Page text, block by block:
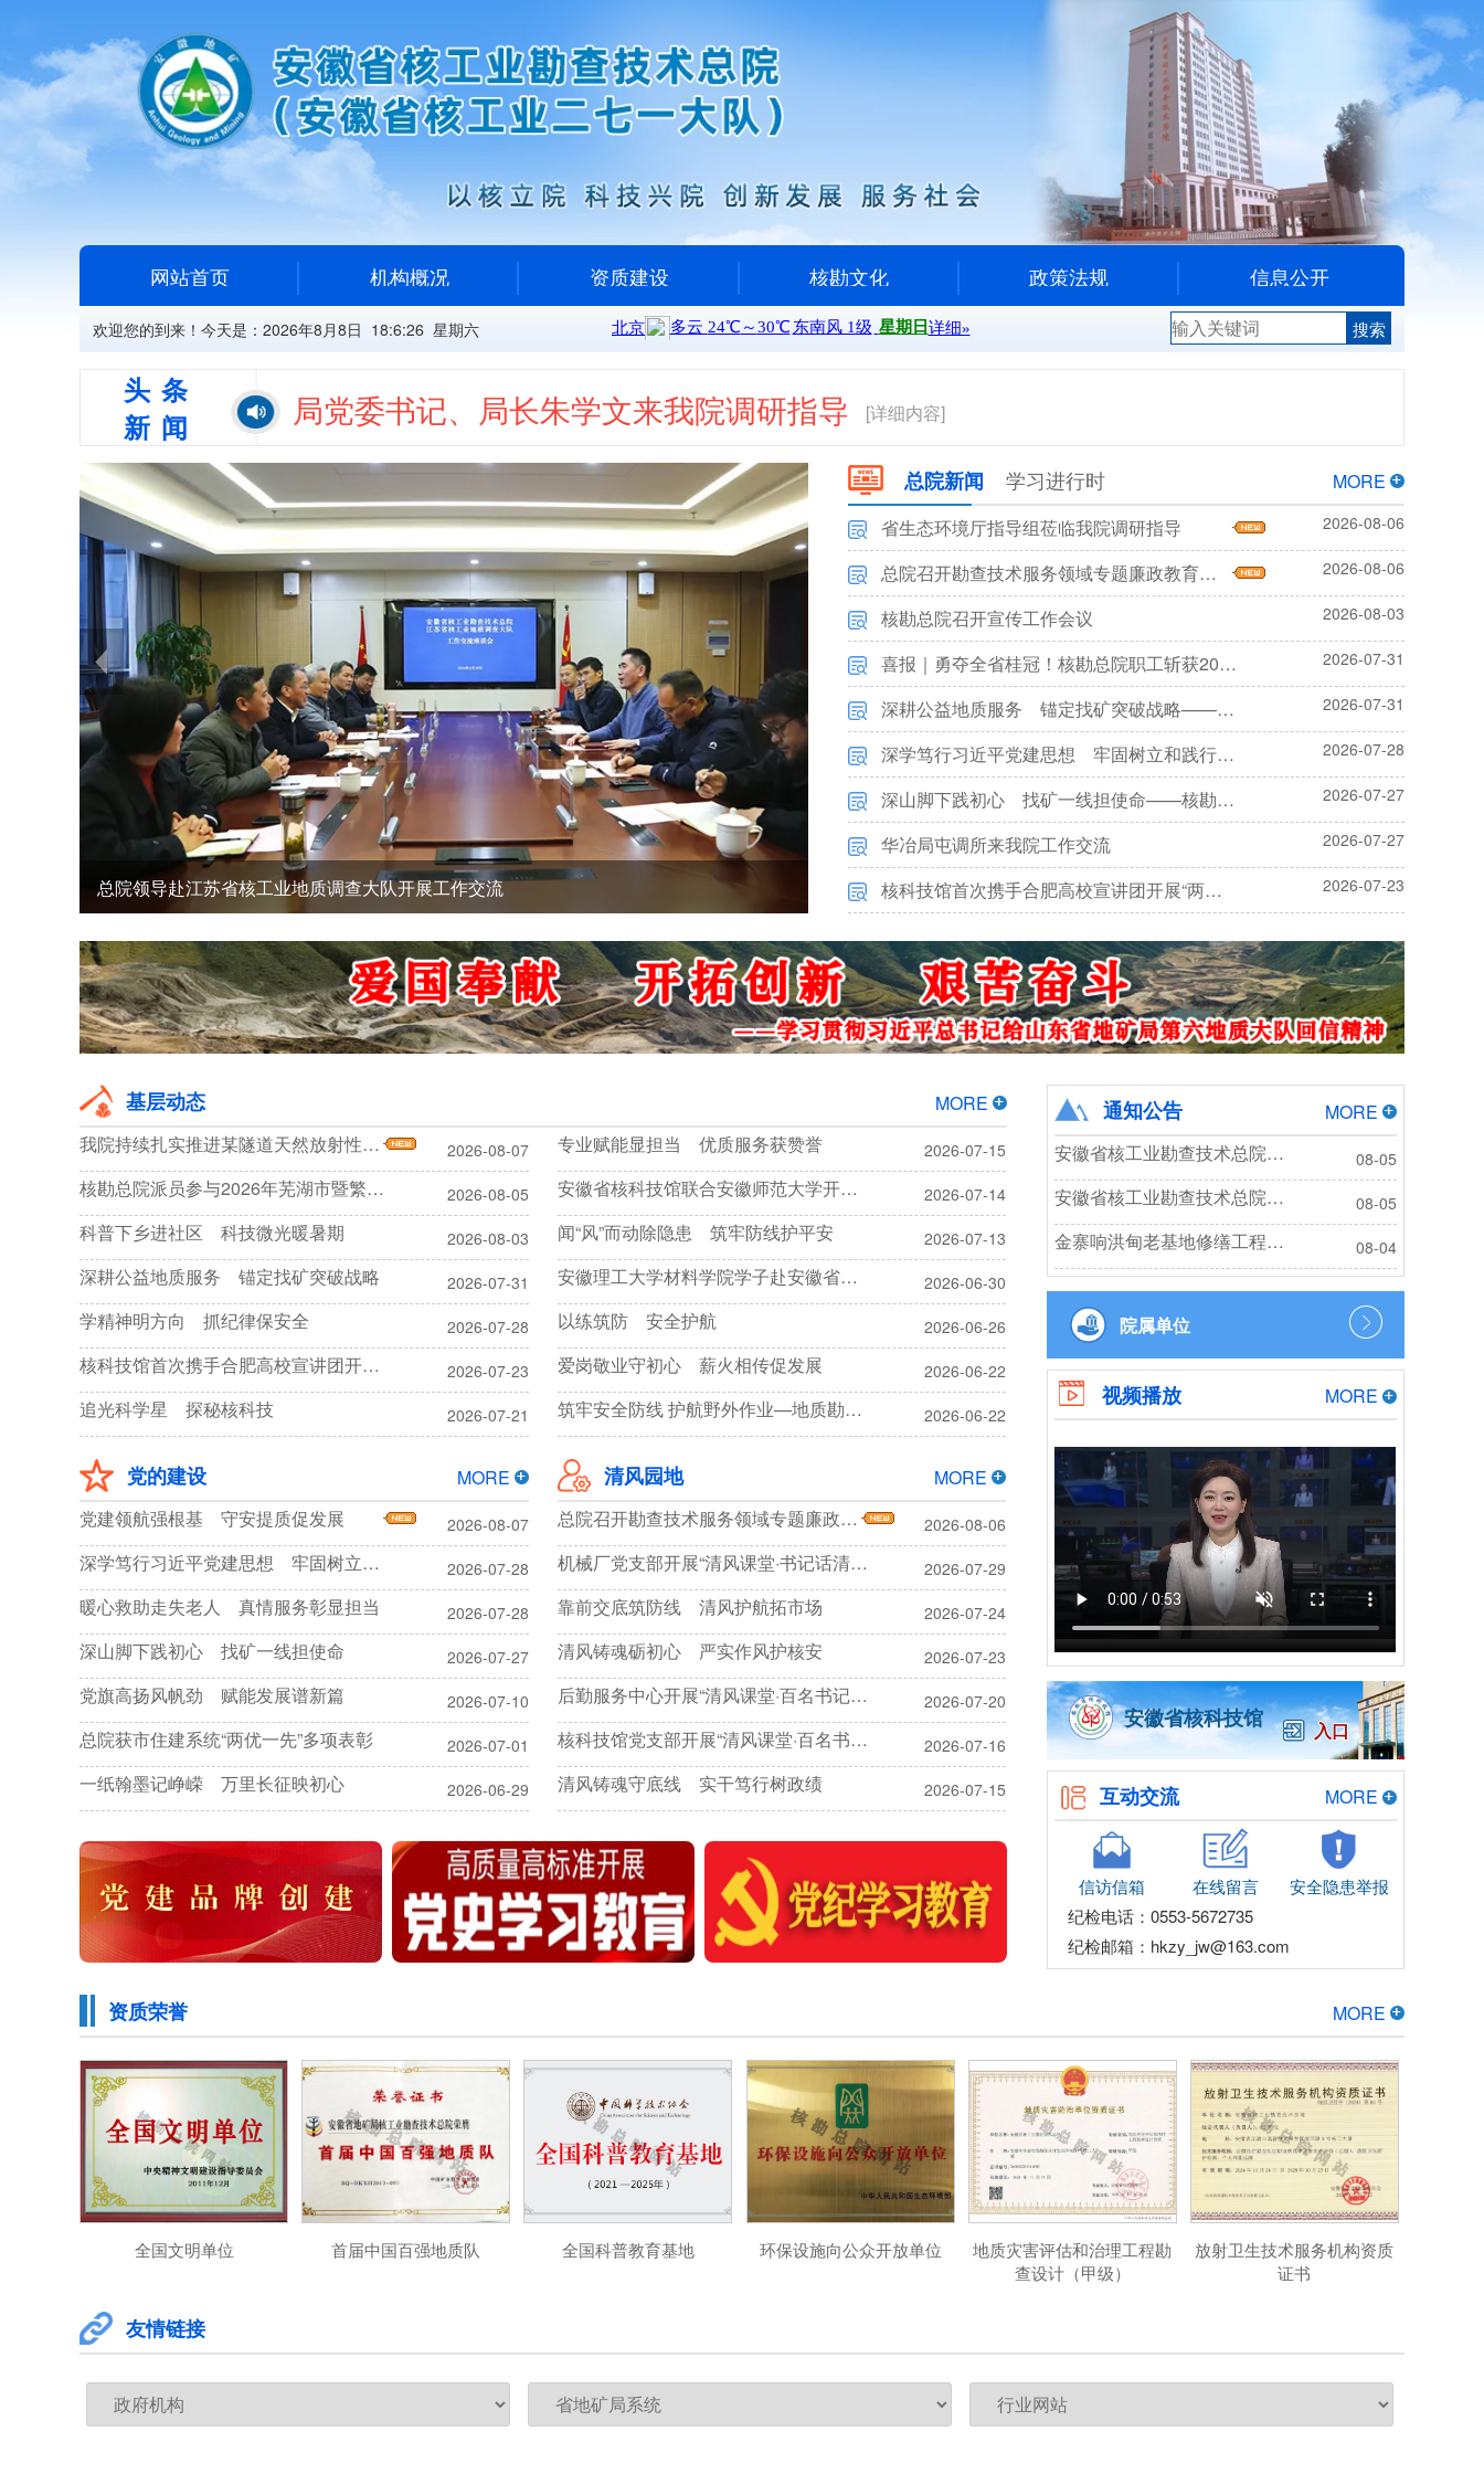
网站首页 机构概况 资质建设 核勘文化 政策法规 信息公开
欢迎您的到来！今天是： 2026年8月8日 18:6:27 星期六
头条
新闻
局党委书记、局长朱学文来我院调研指导 [详细内容]
局“学雷锋 见行动”志愿服务月活动启动仪式在我院举办
总院新闻 学习进行时
MORE
省生态环境厅指导组莅临我院调研指导
2026-08-06
总院召开勘查技术服务领域专题廉政教育暨集体廉政谈话会议 2026-08-06
核勘总院召开宣传工作会议 2026-08-03
喜报｜勇夺全省桂冠！核勘总院职工斩获2026年安徽省科普讲解大赛决赛第一名 2026-07-31
深耕公益地质服务 锚定找矿突破战略——总院新承担省级财政项目任务书正式下达 2026-07-31
深学笃行习近平党建思想 牢固树立和践行正确政绩观——党支部召开专题党课报告会 2026-07-28
深山脚下践初心 找矿一线担使命——核勘总院云南项目纪实 2026-07-27
华冶局屯调所来我院工作交流 2026-07-27
核科技馆首次携手合肥高校宣讲团开展“两弹一星”精神实践研学活动 2026-07-23
基层动态
MORE
我院持续扎实推进某隧道天然放射性动态监测项目
2026-08-07
核勘总院派员参与2026年芜湖市暨繁昌区地质灾害应急处置综合演练 2026-08-05
科普下乡进社区 科技微光暖暑期 2026-08-03
深耕公益地质服务 锚定找矿突破战略 2026-07-31
学精神明方向 抓纪律保安全 2026-07-28
核科技馆首次携手合肥高校宣讲团开展“两弹一星”精神实践研学活动 2026-07-23
追光科学星 探秘核科技 2026-07-21
专业赋能显担当 优质服务获赞誉 2026-07-15
安徽省核科技馆联合安徽师范大学开展暑期科普宣讲活动 2026-07-14
闻“风”而动除隐患 筑牢防线护平安 2026-07-13
安徽理工大学材料学院学子赴安徽省核科技馆参观研学 2026-06-30
以练筑防 安全护航 2026-06-26
爱岗敬业守初心 薪火相传促发展 2026-06-22
筑牢安全防线 护航野外作业—地质勘探院开展2026年安全生产月活动 2026-06-22
党的建设
MORE
党建领航强根基 守安提质促发展
2026-08-07
深学笃行习近平党建思想 牢固树立和践行正确政绩观 2026-07-28
暖心救助走失老人 真情服务彰显担当 2026-07-28
深山脚下践初心 找矿一线担使命 2026-07-27
党旗高扬风帆劲 赋能发展谱新篇 2026-07-10
总院获市住建系统“两优一先”多项表彰 2026-07-01
一纸翰墨记峥嵘 万里长征映初心 2026-06-29
清风园地
MORE
总院召开勘查技术服务领域专题廉政教育暨集体廉政谈话会议
2026-08-06
机械厂党支部开展“清风课堂·书记话清廉”专题学习 2026-07-29
靠前交底筑防线 清风护航拓市场 2026-07-24
清风铸魂砺初心 严实作风护核安 2026-07-23
后勤服务中心开展“清风课堂·百名书记话清廉”暨劳动纪律主题活动 2026-07-20
核科技馆党支部开展“清风课堂·百名书记话清廉”专题学习活动 2026-07-16
清风铸魂守底线 实干笃行树政绩 2026-07-15
通知公告
MORE
安徽省核工业勘查技术总院零星造价咨询框架协议询价公告
08-05
安徽省核工业勘查技术总院2026年度秋季工作服采购项目成交结果公告 08-05
金寨响洪甸老基地修缮工程招标公告 08-04
院属单位
视频播放 MORE
安徽省核科技馆 入口
互动交流 MORE
信访信箱 在线留言
安全隐患举报
纪检电话：0553-5672735
纪检邮箱：hkzy_jw@163.com
资质荣誉 MORE
全国文明单位 首届中国百强地质队 全国科普教育基地 环保设施向公众开放单位
地质灾害评估和治理工程勘
查设计（甲级）
放射卫生技术服务机构资质
证书
友情链接